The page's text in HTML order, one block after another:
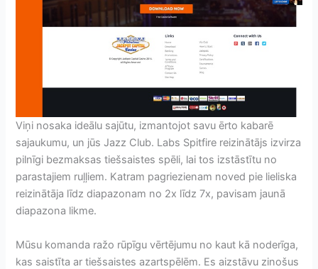
Viņi nosaka ideālu sajūtu, izmantojot savu ērto kabarē
sajaukumu, un jūs Jazz Club. Labs Spitfire reizinātājs izvirza
pilnīgi bezmaksas tiešsaistes spēli, lai tos izstāstītu no
parastajiem ruļļiem. Katram pagriezienam noved pie lieliska
reizinātāja līdz diapazonam no 2x līdz 7x, pavisam jaunā
diapazona likme.
Mūsu komanda ražo rūpīgu vērtējumu no kaut kā noderīga,
kas saistīta ar tiešsaistes azartspēlēm. Es aizstāvu zinošus